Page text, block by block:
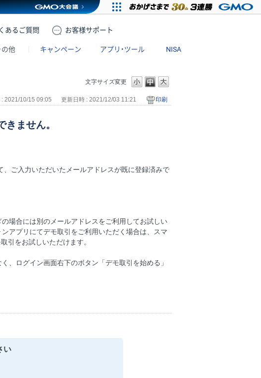
ある ご質問 お客様サポート
の他 キャンペーン アプリ・ツール NISA
文字サイズ変更
: 2021/10/15 09:05 更新日時 : 2021/12/03 11:21 印刷
ません。
ご入力いただいたメールアドレスが既に登録済みで
場合には別のメールアドレスをご利用してお試しい
アプリにてデモ取引をご利用いただく場合は、スマ
引をお試しいただけます。
、ログイン画面右下のボタン「デモ取引を始める」
い